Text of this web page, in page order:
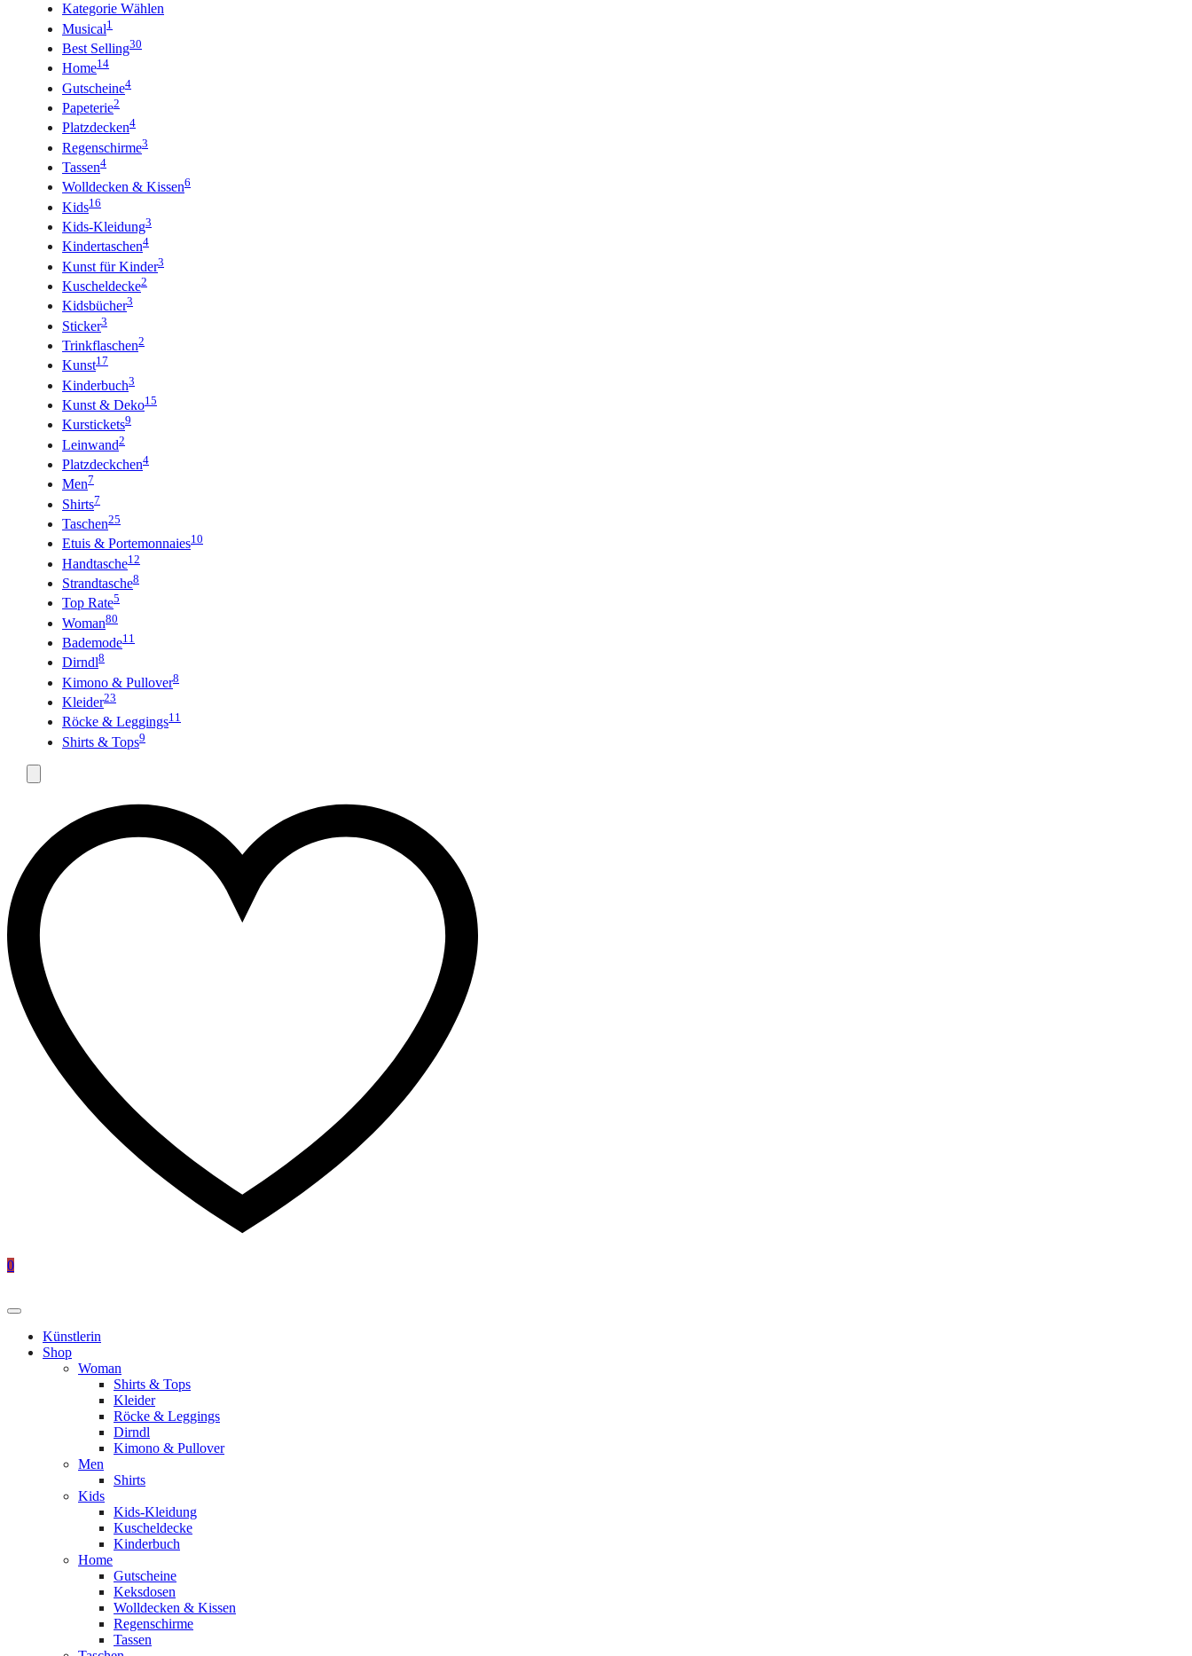
Kategorie Wählen
Musical1
Best Selling30
Home14
Gutscheine4
Papeterie2
Platzdecken4
Regenschirme3
Tassen4
Wolldecken & Kissen6
Kids16
Kids-Kleidung3
Kindertaschen4
Kunst für Kinder3
Kuscheldecke2
Kidsbücher3
Sticker3
Trinkflaschen2
Kunst17
Kinderbuch3
Kunst & Deko15
Kurstickets9
Leinwand2
Platzdeckchen4
Men7
Shirts7
Taschen25
Etuis & Portemonnaies10
Handtasche12
Strandtasche8
Top Rate5
Woman80
Bademode11
Dirndl8
Kimono & Pullover8
Kleider23
Röcke & Leggings11
Shirts & Tops9
0
Künstlerin
Shop
Woman
Shirts & Tops
Kleider
Röcke & Leggings
Dirndl
Kimono & Pullover
Men
Shirts
Kids
Kids-Kleidung
Kuscheldecke
Kinderbuch
Home
Gutscheine
Keksdosen
Wolldecken & Kissen
Regenschirme
Tassen